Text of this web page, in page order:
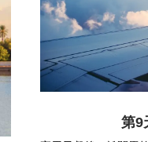
第9